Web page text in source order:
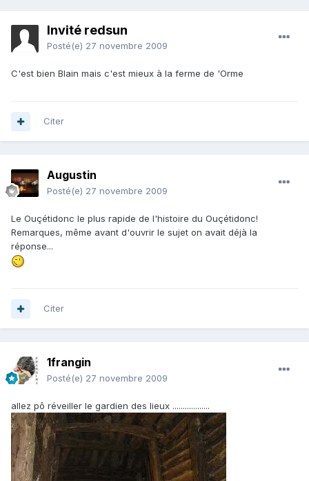
Invité redsun
Posté(e) 27 novembre 2009
C'est bien Blain mais c'est mieux à la ferme de 'Orme
Citer
Augustin
Posté(e) 27 novembre 2009
Le Ouçétidonc le plus rapide de l'histoire du Ouçétidonc!
Remarques, même avant d'ouvrir le sujet on avait déjà la
réponse...
Citer
1frangin
Posté(e) 27 novembre 2009
allez pô réveiller le gardien des lieux ..................